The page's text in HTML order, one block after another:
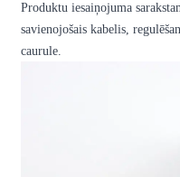
Produktu iesaiņojuma
savienojošais kabelis,
caurule.